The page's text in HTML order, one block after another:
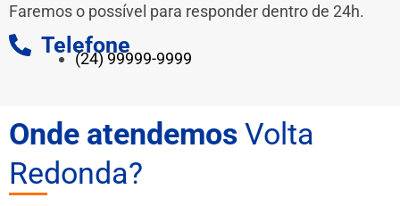
Faremos o possível para responder dentro de 24h.
Telefone
(24) 99999-9999
Onde atendemos Volta
Redonda?